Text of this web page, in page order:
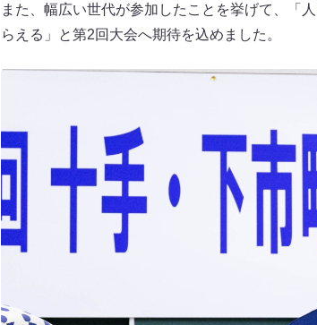
また、幅広い世代が参加したことを挙げて、「
らえる」と第2回大会へ期待を込めました。